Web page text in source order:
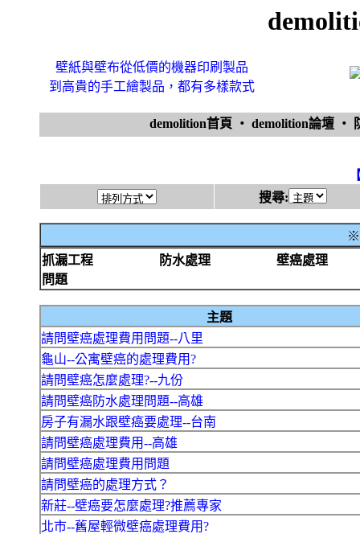
壁紙與壁布從低價的機器印刷製品
到高貴的手工繪製品，都有多樣款式
demolition首頁 ‧ demolition論壇 ‧
搜尋:
※
抓漏工程
防水處理
壁癌處理
問題
主題
請問壁癌處理費用問題--八里
龜山--公寓壁癌的處理費用?
請問壁癌怎麼處理?--九份
請問壁癌防水處理問題--高雄
房子有漏水跟壁癌要處理--台南
請問壁癌處理費用--高雄
請問壁癌處理費用問題
請問壁癌的處理方式？
新莊--壁癌要怎麼處理?推薦專家
北市--舊屋輕微壁癌處理費用?